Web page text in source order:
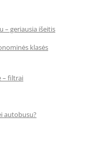
– geriausia išeitis
klasės
– filtrai
autobusu?